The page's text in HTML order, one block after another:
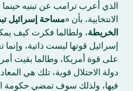
الذي أعرب ترامب عن تبنيه
الانتخابية، بأن «مساحة إسرائيل
الخريطة، ولطالما فكرت كيف
إسرائيل قوتها ليست ذاتية،
على قوة أمريكا، وطالما بقيت
دولة الاحتلال قوية، تلك هي
فيها، ولذلك سوف تمضي حكومة